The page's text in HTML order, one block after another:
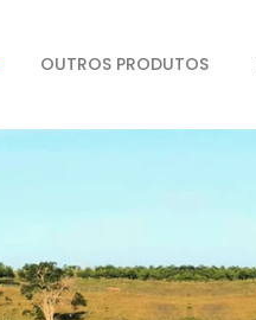
OUTROS PRODUTOS